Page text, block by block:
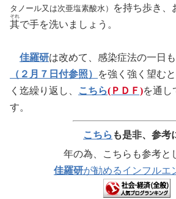
タノール又は次亜塩素酸水）
を持ち歩き
其
それ
で手を洗いましょう 。
佳羅研は改めて、感染症法の一日
（２月７日付参照）
を強く強く望む
く迄繰り返し
こちら(ＰＤＦ)を通し
す。
こちら も是非、参考
年の為、こちらも参考と
佳羅研が勧めるインフルエ